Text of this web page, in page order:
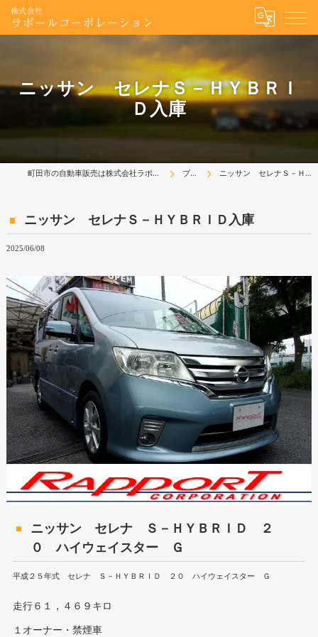
ニッサン セレナＳ－ＨＹＢＲＩ
Ｄ入庫
町田市の自動車販売は株式会社ラポールコーポレーション ブログ ニッサン セレナＳ－ＨＹＢＲＩＤ入庫
ニッサン セレナＳ－ＨＹＢＲＩＤ入庫
2025/06/08
ニッサン セレナ Ｓ－ＨＹＢＲＩＤ ２
０ ハイウェイスター Ｇ
平成２５年式 セレナ Ｓ－ＨＹＢＲＩＤ ２０ ハイウェイスター Ｇ
走行６１，４６９キロ
１オーナー・禁煙車